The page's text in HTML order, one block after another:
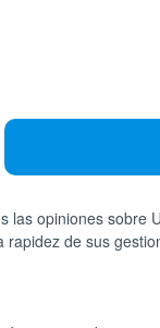
las opiniones sobre
de sus